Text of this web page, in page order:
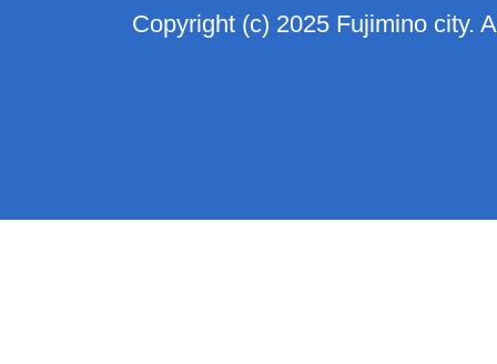
Copyright (c) 2025 Fujimino city.